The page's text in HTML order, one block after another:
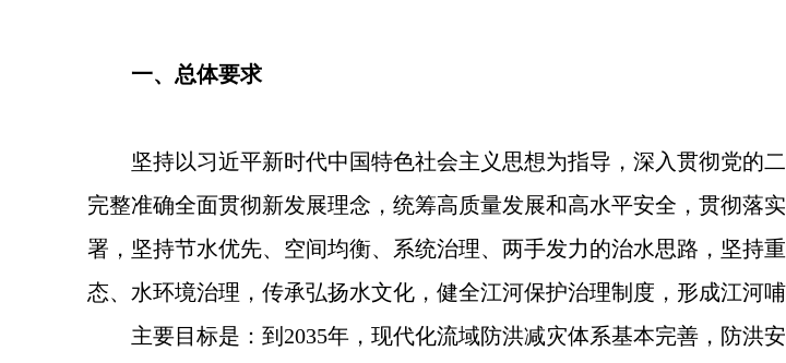
一、总体要求
坚持以习近平新时代中国特色社会主义思想为指导，深入贯彻党的
完整准确全面贯彻新发展理念，统筹高质量发展和高水平安全，贯彻落
署，坚持节水优先、空间均衡、系统治理、两手发力的治水思路，坚持
态、水环境治理，传承弘扬水文化，健全江河保护治理制度，形成江河
主要目标是：到2035年，现代化流域防洪减灾体系基本完善，防